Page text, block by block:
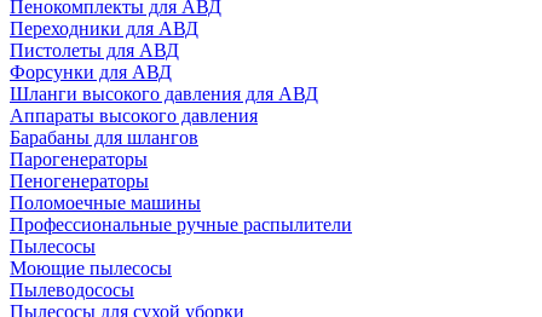
Пенокомплекты для АВД
Переходники для АВД
Пистолеты для АВД
Форсунки для АВД
Шланги высокого давления для АВД
Аппараты высокого давления
Барабаны для шлангов
Парогенераторы
Пеногенераторы
Поломоечные машины
Профессиональные ручные распылители
Пылесосы
Моющие пылесосы
Пылеводососы
Пылесосы для сухой уборки